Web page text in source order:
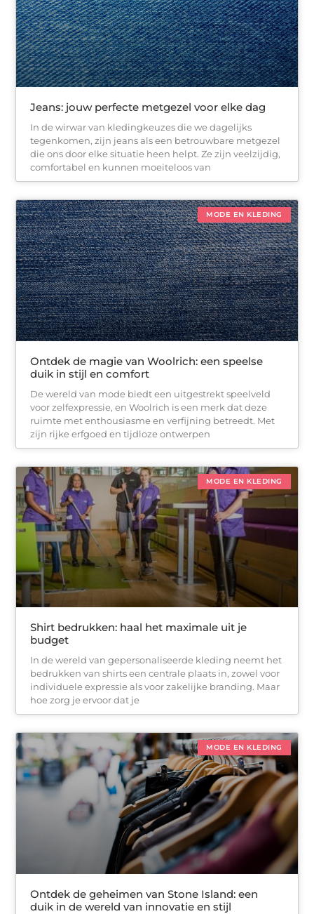
Jeans: jouw perfecte metgezel voor elke dag
In de wirwar van kledingkeuzes die we dagelijks
tegenkomen, zijn jeans als een betrouwbare metgezel
die ons door elke situatie heen helpt. Ze zijn veelzijdig,
comfortabel en kunnen moeiteloos van
MODE EN KLEDING
Ontdek de magie van Woolrich: een speelse
duik in stijl en comfort
De wereld van mode biedt een uitgestrekt speelveld
voor zelfexpressie, en Woolrich is een merk dat deze
ruimte met enthousiasme en verfijning betreedt. Met
zijn rijke erfgoed en tijdloze ontwerpen
MODE EN KLEDING
Shirt bedrukken: haal het maximale uit je
budget
In de wereld van gepersonaliseerde kleding neemt het
bedrukken van shirts een centrale plaats in, zowel voor
individuele expressie als voor zakelijke branding. Maar
hoe zorg je ervoor dat je
MODE EN KLEDING
Ontdek de geheimen van Stone Island: een
duik in de wereld van innovatie en stijl